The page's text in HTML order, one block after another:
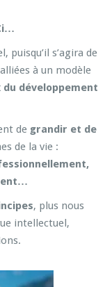
puisqu’il s’agira de
à un modèle
développement
de grandir et de
de la vie :
, plus nous
intellectuel,